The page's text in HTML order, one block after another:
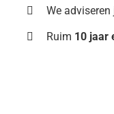
We
Ruim 10 jaar